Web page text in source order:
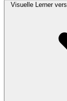
Visuelle Lerner